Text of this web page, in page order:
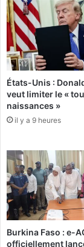
s
m
é
i
s
m
a
n
e
s
t
e
n
t
c
a
s
s
o
l
:
«
A
c
p
t
e
z
e
f
États-Unis :
veut limiter le «
naissances »
il y a 9 heures
Burkina Faso : e-
officiellement